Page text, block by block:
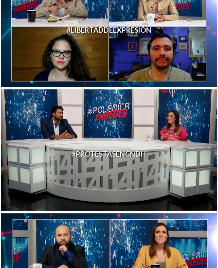
#LIBERTADDEEXPRESIÓN
#PROTESTASENCNDH